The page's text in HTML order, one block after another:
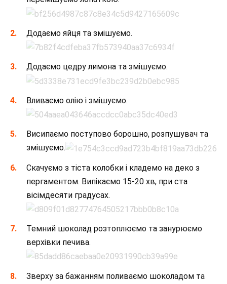
Додаємо яйця та змішуємо.
Додаємо цедру лимона та змішуємо.
Вливаємо олію і змішуємо.
Висипаємо поступово борошно, розпушувач та
змішуємо.
Скачуємо з тіста колобки і кладемо на деко з
пергаментом. Випікаємо 15-20 хв, при ста
вісімдесяти градусах.
Темний шоколад розтоплюємо та занурюємо
верхівки печива.
Зверху за бажанням поливаємо шоколадом та